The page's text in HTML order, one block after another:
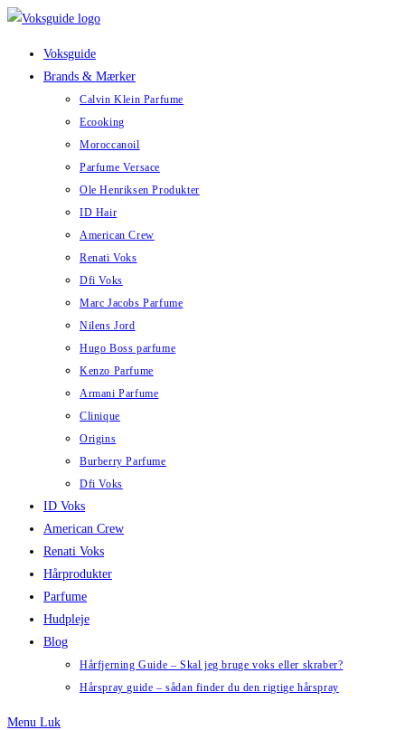
Skip
Voksguide
Brands & Mærker
Calvin Klein Parfume
Ecooking
Moroccanoil
Parfume Versace
Ole Henriksen Produkter
ID Hair
American Crew
Renati Voks
Dfi Voks
Marc Jacobs Parfume
Nilens Jord
Hugo Boss parfume
Kenzo Parfume
Armani Parfume
Clinique
Origins
Burberry Parfume
Dfi Voks
ID Voks
American Crew
Renati Voks
Hårprodukter
Parfume
Hudpleje
Blog
Hårfjerning Guide – Skal jeg bruge voks eller skraber?
Hårspray guide – sådan finder du den rigtige hårspray
Menu Luk